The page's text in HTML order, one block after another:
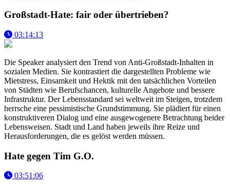
Großstadt-Hate: fair oder übertrieben?
03:14:13
Die Speaker analysiert den Trend von Anti-Großstadt-Inhalten in
sozialen Medien. Sie kontrastiert die dargestellten Probleme wie
Mietstress, Einsamkeit und Hektik mit den tatsächlichen Vorteilen
von Städten wie Berufschancen, kulturelle Angebote und bessere
Infrastruktur. Der Lebensstandard sei weltweit im Steigen, trotzdem
herrsche eine pessimistische Grundstimmung. Sie plädiert für einen
konstruktiveren Dialog und eine ausgewogenere Betrachtung beider
Lebensweisen. Stadt und Land haben jeweils ihre Reize und
Herausforderungen, die es gelöst werden müssen.
Hate gegen Tim G.O.
03:51:06